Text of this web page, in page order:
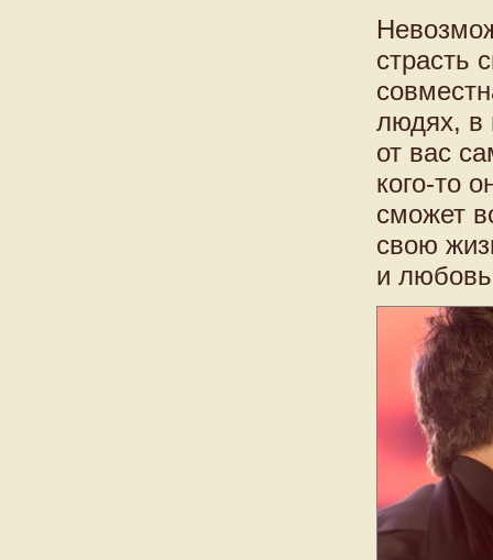
страсть
людях, в
от вас
кого-то
сможет
свою
и любовь